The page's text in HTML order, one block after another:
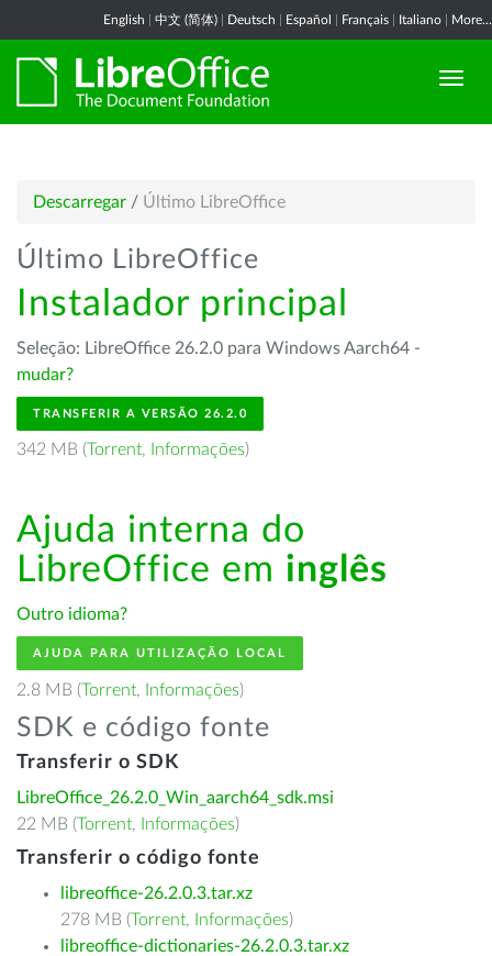
English 中文 (简体) Deutsch Español Français Italiano More...
Descarregar / Último LibreOffice
Último LibreOffice
Instalador principal
Seleção: LibreOffice 26.2.0 para Windows Aarch64 -
mudar?
TRANSFERIR A VERSÃO 26.2.0
342 MB (Torrent, Informações)
Ajuda interna do
LibreOffice em inglês
Outro idioma?
AJUDA PARA UTILIZAÇÃO LOCAL
2.8 MB (Torrent, Informações)
SDK e código fonte
Transferir o SDK
LibreOffice_26.2.0_Win_aarch64_sdk.msi
22 MB (Torrent, Informações)
Transferir o código fonte
libreoffice-26.2.0.3.tar.xz
278 MB (Torrent, Informações)
libreoffice-dictionaries-26.2.0.3.tar.xz